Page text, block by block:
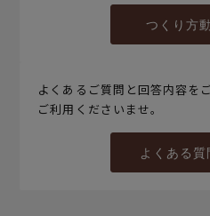
つくり方
よくあるご質問と回答内容を
ご利用くださいませ。
よくある質